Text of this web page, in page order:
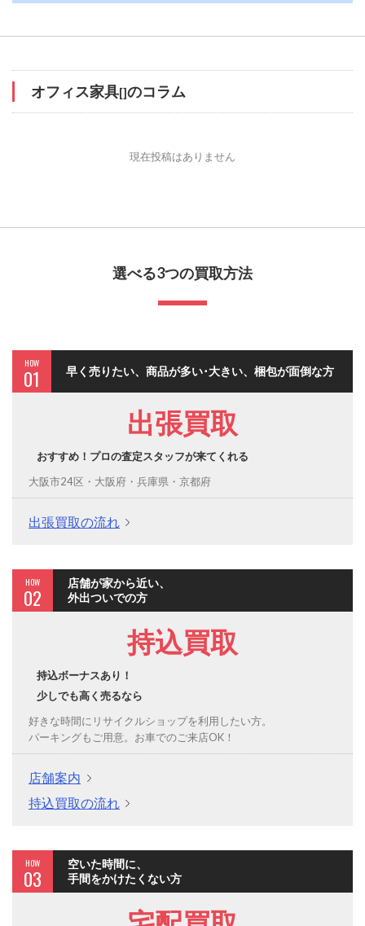
オフィス家具[]のコラム
現在投稿はありません
選べる3つの買取方法
HOW
01 早く売りたい、商品が多い･大きい、梱包が面倒な方
出張買取
おすすめ！プロの査定スタッフが来てくれる
大阪市24区・大阪府・兵庫県・京都府
出張買取の流れ
HOW
02
店舗が家から近い、
外出ついでの方
持込買取
持込ボーナスあり！
少しでも高く売るなら
好きな時間にリサイクルショップを利用したい方。
パーキングもご用意。お車でのご来店OK！
店舗案内
持込買取の流れ
HOW
03
空いた時間に、
手間をかけたくない方